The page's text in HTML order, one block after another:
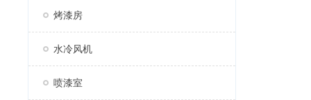
烤漆房
水冷风机
喷漆室